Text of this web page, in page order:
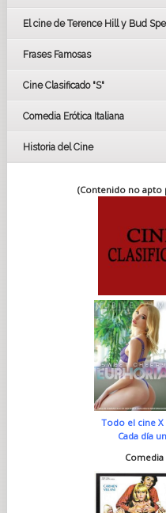
BAFTA
El cine de Terence Hill y Bud
Frases Famosas
Cine Clasificado "S"
Comedia Erótica Italiana
Historia del Cine
(Contenido no apto
Todo el cine X
Cada día